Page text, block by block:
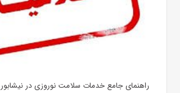
راهنمای جامع خدمات سلامت نوروزی در نیشابور